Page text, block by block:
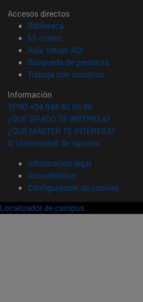
Accesos directos
Biblioteca
Mi correo(abre en nueva
Aula virtual ADI
Búsqueda de personas(abre en
Trabaja con nosotros(abre en
Información
TFNO +34 948 42 56 00
¿QUÉ GRADO TE INTERESA?
¿QUÉ MÁSTER TE INTERESA?
© Universidad de Navarra
Información legal
Accesibilidad
Configuración de cookies
Localizador de campus